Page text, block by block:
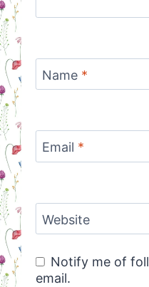
Name *
Email *
Website
Notify me of
email.